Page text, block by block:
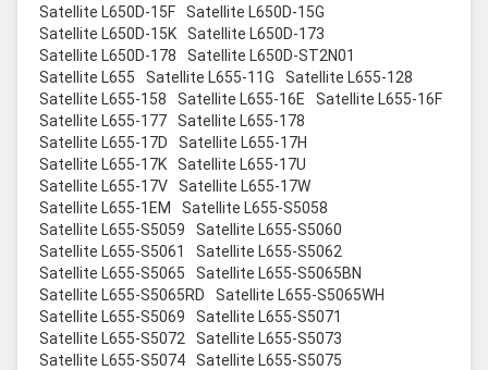
Satellite L650D-15F
Satellite L650D-15G
Satellite L650D-15K
Satellite L650D-173
Satellite L650D-178
Satellite L650D-ST2N01
Satellite L655
Satellite L655-11G
Satellite L655-128
Satellite L655-158
Satellite L655-16E
Satellite L655-16F
Satellite L655-177
Satellite L655-178
Satellite L655-17D
Satellite L655-17H
Satellite L655-17K
Satellite L655-17U
Satellite L655-17V
Satellite L655-17W
Satellite L655-1EM
Satellite L655-S5058
Satellite L655-S5059
Satellite L655-S5060
Satellite L655-S5061
Satellite L655-S5062
Satellite L655-S5065
Satellite L655-S5065BN
Satellite L655-S5065RD
Satellite L655-S5065WH
Satellite L655-S5069
Satellite L655-S5071
Satellite L655-S5072
Satellite L655-S5073
Satellite L655-S5074
Satellite L655-S5075